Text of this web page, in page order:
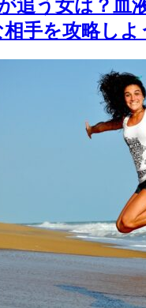
追う女は？血
手を攻略しよ